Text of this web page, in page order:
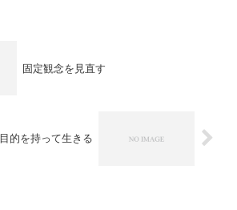
固定観念を見直す
目的を持って生きる